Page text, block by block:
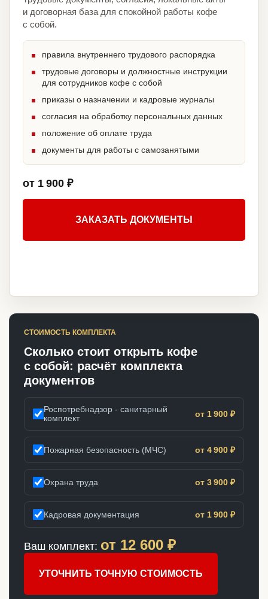
и договорная база для спокойной работы кофе
с собой.
правила внутреннего трудового распорядка
трудовые договоры и должностные инструкции
для сотрудников кофе с собой
приказы о назначении и кадровые журналы
согласия на обработку персональных данных
положение об оплате труда
документы для работы с самозанятыми
от 1 900 ₽
ЗАКАЗАТЬ ДОКУМЕНТЫ
СТОИМОСТЬ КОМПЛЕКТА
Сколько стоит открыть кофе
с собой: расчёт комплекта
документов
Роспотребнадзор - санитарный
комплект
от 1 900 ₽
Пожарная безопасность (МЧС) от 4 900 ₽
Охрана труда от 3 900 ₽
Кадровая документация от 1 900 ₽
Ваш комплект: от 12 600 ₽
УТОЧНИТЬ ТОЧНУЮ СТОИМОСТЬ